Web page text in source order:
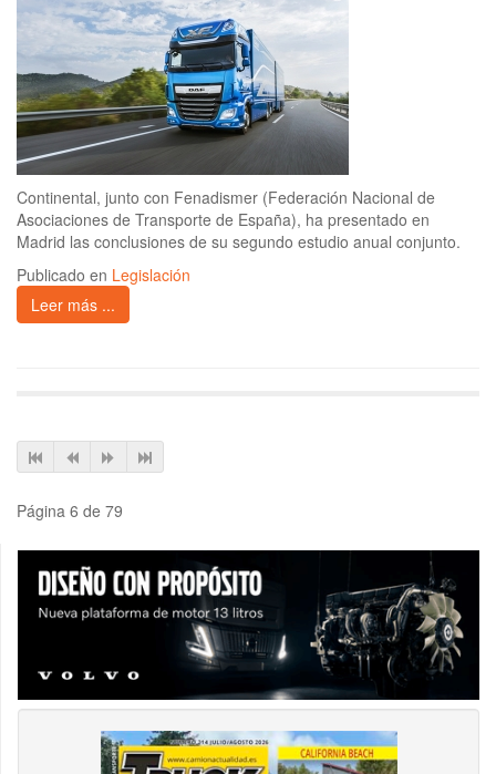
Continental, junto con Fenadismer (Federación Nacional de
Asociaciones de Transporte de España), ha presentado en
Madrid las conclusiones de su segundo estudio anual conjunto.
Publicado en Legislación
Leer más ...
Página 6 de 79